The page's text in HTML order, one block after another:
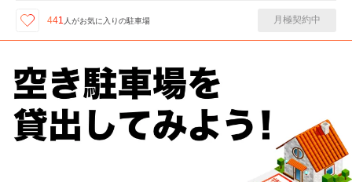
441 人がお気に入りの駐車場 月極契約中